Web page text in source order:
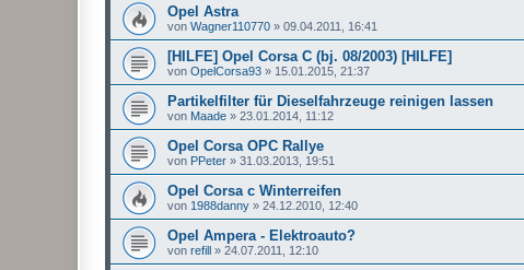
Opel Astra
von Wagner110770 » 09.04.2011, 16:41
[HILFE] Opel Corsa C (bj. 08/2003) [HILFE]
von OpelCorsa93 » 15.01.2015, 21:37
Partikelfilter für Dieselfahrzeuge reinigen lassen
von Maade » 23.01.2014, 11:12
Opel Corsa OPC Rallye
von PPeter » 31.03.2013, 19:51
Opel Corsa c Winterreifen
von 1988danny » 24.12.2010, 12:40
Opel Ampera - Elektroauto?
von refill » 24.07.2011, 12:10